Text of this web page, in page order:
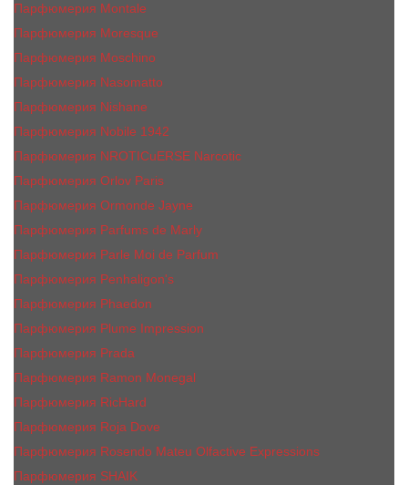
Парфюмерия Montale
Парфюмерия Moresque
Парфюмерия Moschino
Парфюмерия Nasomatto
Парфюмерия Nishane
Парфюмерия Nobile 1942
Парфюмерия NROTICuERSE Narcotic
Парфюмерия Orlov Paris
Парфюмерия Ormonde Jayne
Парфюмерия Parfums de Marly
Парфюмерия Parle Moi de Parfum
Парфюмерия Penhaligon's
Парфюмерия Phaedon
Парфюмерия Plume Impression
Парфюмерия Prada
Парфюмерия Ramon Monegal
Парфюмерия RicHard
Парфюмерия Roja Dove
Парфюмерия Rosendo Mateu Olfactive Expressions
Парфюмерия SHAIK